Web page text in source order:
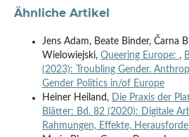
Ähnliche Artikel
Jens Adam, Beate Binder, Čarna
Wielowiejski, Queering Europe: ,
(2023): Troubling Gender.
Gender Politics in/of Europe
Heiner Heiland, Die Praxis der
Blätter: Bd. 82 (2020): Digitale
Rahmungen, Effekte,